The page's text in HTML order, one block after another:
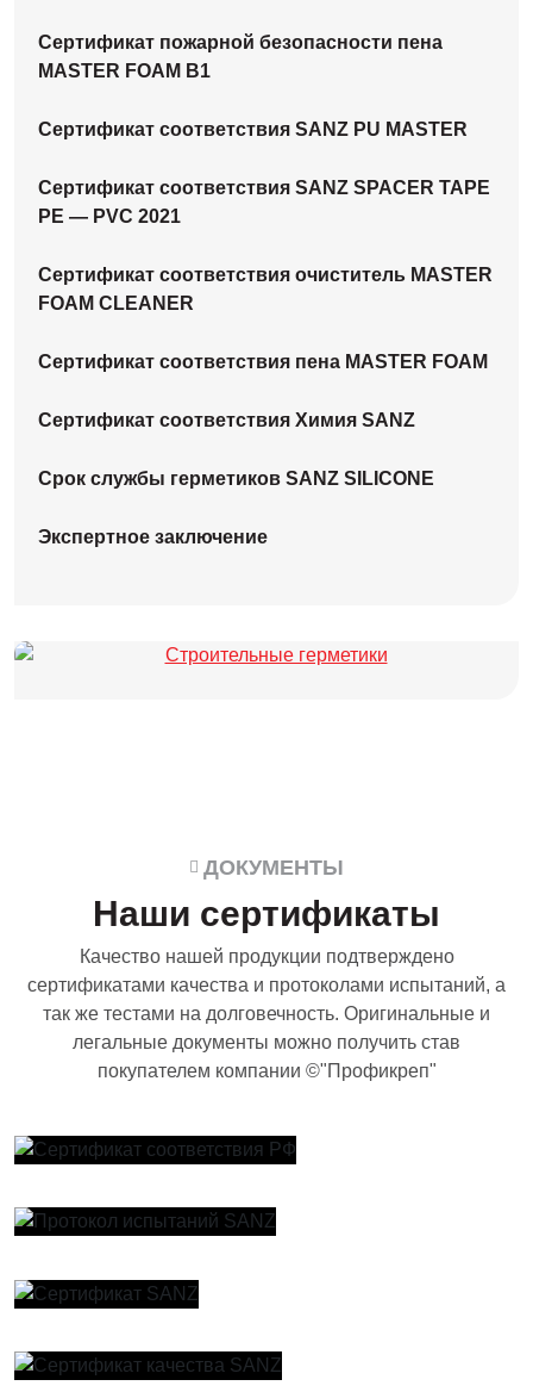
Сертификат пожарной безопасности пена
MASTER FOAM B1
Сертификат соответствия SANZ PU MASTER
Сертификат соответствия SANZ SPACER TAPE
PE — PVC 2021
Сертификат соответствия очиститель MASTER
FOAM CLEANER
Сертификат соответствия пена MASTER FOAM
Сертификат соответствия Химия SANZ
Срок службы герметиков SANZ SILICONE
Экспертное заключение
ДОКУМЕНТЫ
Наши сертификаты
Качество нашей продукции подтверждено
сертификатами качества и протоколами испытаний, а
так же тестами на долговечность. Оригинальные и
легальные документы можно получить став
покупателем компании ©"Профикреп"